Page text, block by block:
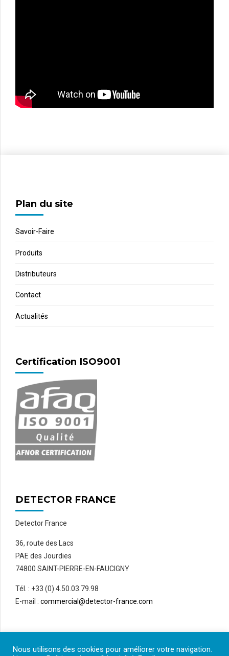
Plan du site
Savoir-Faire
Produits
Distributeurs
Contact
Actualités
Certification ISO9001
DETECTOR FRANCE
Detector France
36, route des Lacs
PAE des Jourdies
74800 SAINT-PIERRE-EN-FAUCIGNY
Tél. : +33 (0) 4.50.03.79.98
E-mail : commercial@detector-france.com
Nous utilisons des cookies pour améliorer votre navigation.